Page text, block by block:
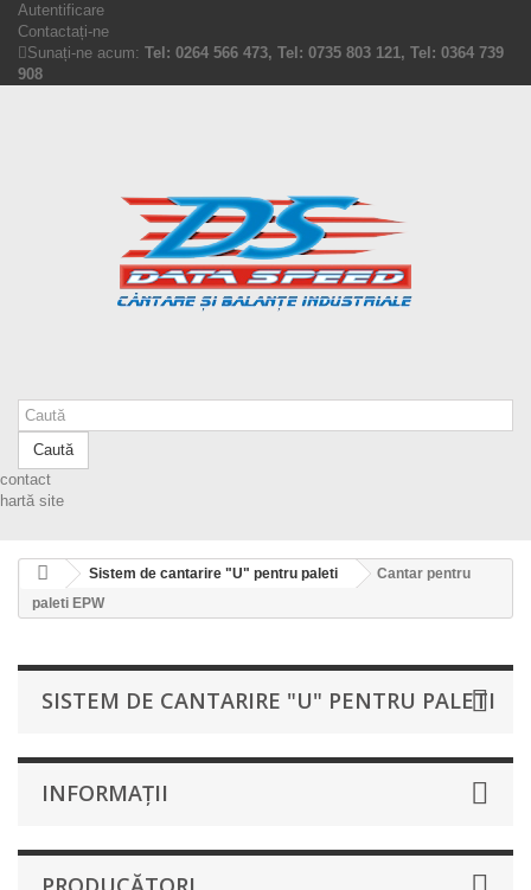
Autentificare
Contactați-ne
Sunați-ne acum: Tel: 0264 566 473, Tel: 0735 803 121, Tel: 0364 739
908
Caută
contact
hartă site
Sistem de cantarire "U" pentru paleti
Cantar pentru
paleti EPW
SISTEM DE CANTARIRE "U" PENTRU PALETI
INFORMAŢII